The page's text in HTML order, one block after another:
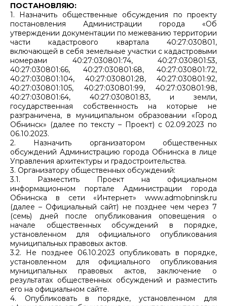
ПОСТАНОВЛЯЮ:
1. Назначить общественные обсуждения по проекту
постановления Администрации города «Об
утверждении документации по межеванию территории
части кадастрового квартала 40:27:030801,
включающей в себя земельные участки с кадастровыми
номерами 40:27:030801:74, 40:27:030801:53,
40:27:030801:66, 40:27:030801:68, 40:27:030801:72,
40:27:030801:104, 40:27:030801:28, 40:27:030801:92,
40:27:030801:105, 40:27:030801:99, 40:27:030801:98,
40:27:030801:64, 40:27:030801:83, и земли,
государственная собственность на которые не
разграничена, в муниципальном образовании «Город
Обнинск» (далее по тексту – Проект) с 02.09.2023 по
06.10.2023.
2. Назначить организатором общественных
обсуждений Администрацию города Обнинска в лице
Управления архитектуры и градостроительства.
3. Организатору общественных обсуждений:
3.1. Разместить Проект на официальном
информационном портале Администрации города
Обнинска в сети «Интернет» www.admobninsk.ru
(далее – Официальный сайт) не позднее чем через 7
(семь) дней после опубликования оповещения о
начале общественных обсуждений в порядке,
установленном для официального опубликования
муниципальных правовых актов.
3.2. Не позднее 06.10.2023 опубликовать в порядке,
установленном для официального опубликования
муниципальных правовых актов, заключение о
результатах общественных обсуждений и разместить
его на официальном сайте.
4. Опубликовать в порядке, установленном для